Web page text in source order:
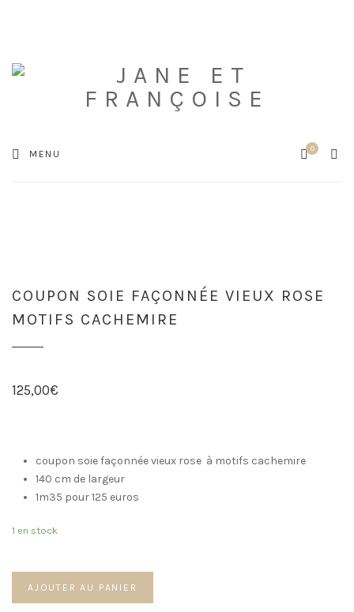
MENU Cart
0
COUPON SOIE FAÇONNÉE VIEUX ROSE
MOTIFS CACHEMIRE
125,00€
coupon soie façonnée vieux rose à motifs cachemire
140 cm de largeur
1m35 pour 125 euros
1 en stock
AJOUTER AU PANIER